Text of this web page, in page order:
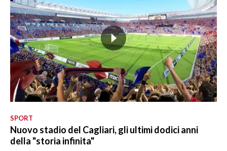
SPORT
Nuovo stadio del Cagliari, gli ultimi dodici anni
della "storia infinita"